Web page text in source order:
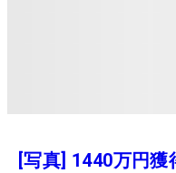
[写真] 1440万円